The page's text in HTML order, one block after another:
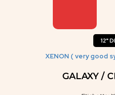
12"
XENON ( very good
GALAXY /